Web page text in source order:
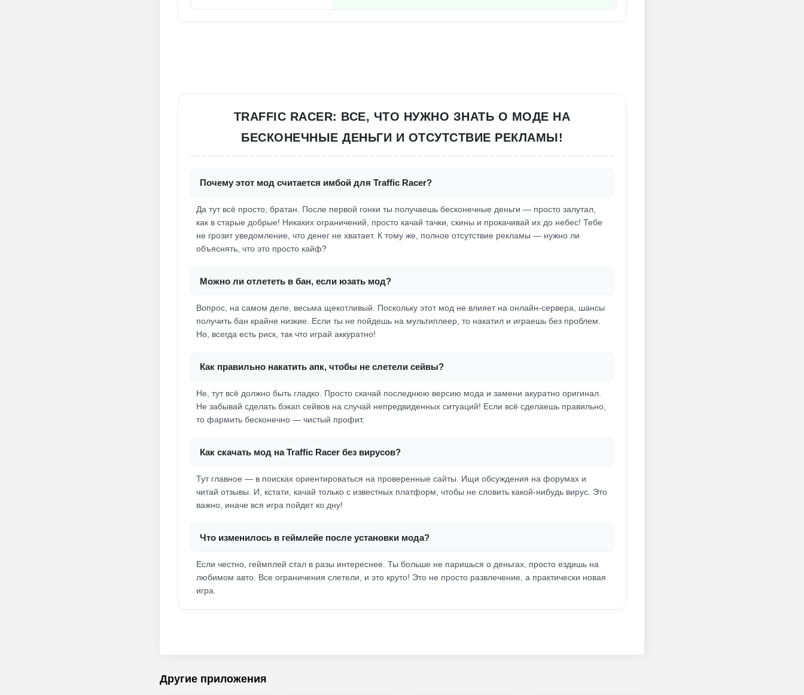
TRAFFIC RACER: ВСЕ, ЧТО НУЖНО ЗНАТЬ О МОДЕ НА
БЕСКОНЕЧНЫЕ ДЕНЬГИ И ОТСУТСТВИЕ РЕКЛАМЫ!
Почему этот мод считается имбой для Traffic Racer?
Да тут всё просто, братан. После первой гонки ты получаешь бесконечные деньги — просто залутал,
как в старые добрые! Никаких ограничений, просто качай тачки, скины и прокачивай их до небес! Тебе
не грозит уведомление, что денег не хватает. К тому же, полное отсутствие рекламы — нужно ли
объяснять, что это просто кайф?
Можно ли отлететь в бан, если юзать мод?
Вопрос, на самом деле, весьма щекотливый. Поскольку этот мод не влияет на онлайн-сервера, шансы
получить бан крайне низкие. Если ты не пойдешь на мультиплеер, то накатил и играешь без проблем.
Но, всегда есть риск, так что играй аккуратно!
Как правильно накатить апк, чтобы не слетели сейвы?
Не, тут всё должно быть гладко. Просто скачай последнюю версию мода и замени акуратно оригинал.
Не забывай сделать бэкап сейвов на случай непредвиденных ситуаций! Если всё сделаешь правильно,
то фармить бесконечно — чистый профит.
Как скачать мод на Traffic Racer без вирусов?
Тут главное — в поисках ориентироваться на проверенные сайты. Ищи обсуждения на форумах и
читай отзывы. И, кстати, качай только с известных платформ, чтобы не словить какой-нибудь вирус. Это
важно, иначе вся игра пойдет ко дну!
Что изменилось в геймлейе после установки мода?
Если честно, геймплей стал в разы интереснее. Ты больше не паришься о деньгах, просто ездишь на
любимом авто. Все ограничения слетели, и это круто! Это не просто развлечение, а практически новая
игра.
Другие приложения